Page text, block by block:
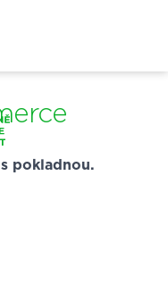
pokladnou.